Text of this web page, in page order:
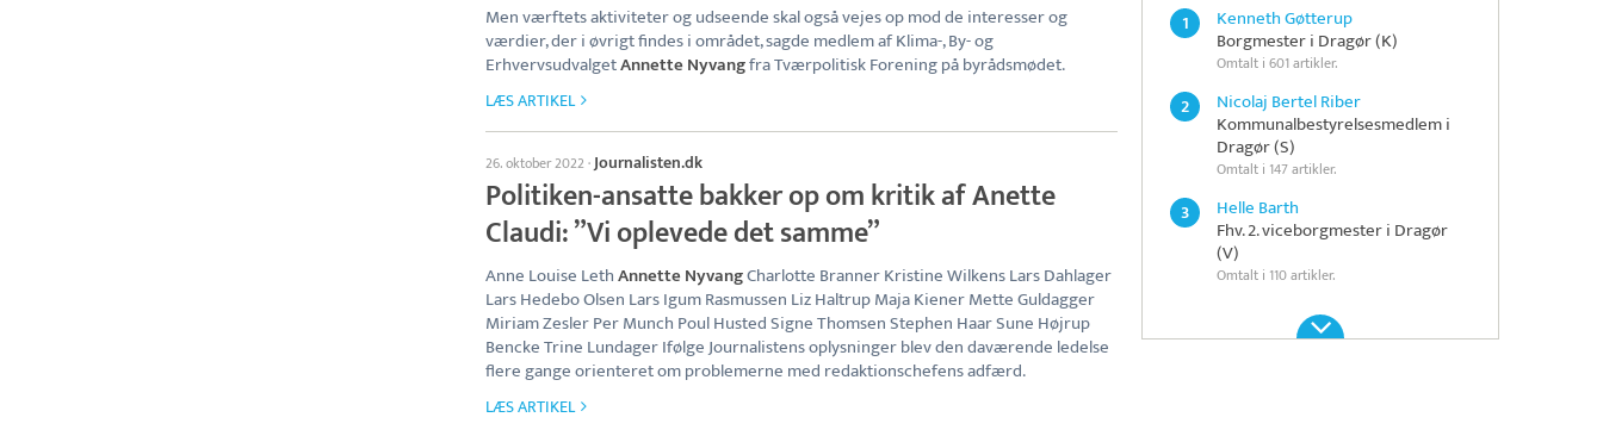
1 Kenneth Gøtterup
Borgmester i Dragør (K)
Omtalt i 601 artikler.
2 Nicolaj Bertel Riber
Kommunalbestyrelsesmedlem i
Dragør (S)
Omtalt i 147 artikler.
3 Helle Barth
Fhv. 2. viceborgmester i Dragør
(V)
Omtalt i 110 artikler.
Men værftets aktiviteter og udseende skal også vejes op mod de interesser og
værdier, der i øvrigt findes i området, sagde medlem af Klima-, By- og
ErhvervsudvalgetAnnette Nyvangfra Tværpolitisk Forening på byrådsmødet.
LÆS ARTIKEL
26. oktober 2022·Journalisten.dk
Politiken-ansatte bakker op om kritik af Anette
Claudi: ”Vi oplevede det samme”
Anne Louise LethAnnette NyvangCharlotte Branner Kristine Wilkens Lars Dahlager
Lars Hedebo Olsen Lars Igum Rasmussen Liz Haltrup Maja Kiener Mette Guldagger
Miriam Zesler Per Munch Poul Husted Signe Thomsen Stephen Haar Sune Højrup
Bencke Trine Lundager Ifølge Journalistens oplysninger blev den daværende ledelse
flere gange orienteret om problemerne med redaktionschefens adfærd.
LÆS ARTIKEL